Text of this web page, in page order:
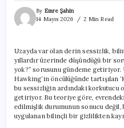
By Emre Şahin
14 Mayıs 2026
2 Min Read
Uzayda var olan derin sessizlik,
yıllardır üzerinde düşündüğü bir
yok?” sorusunu gündeme
Hawking’in öncülüğünde tartışılan
bu sessizliğin ardındaki korkutucu
getiriyor. Bu teoriye göre,
edilmişlik durumunun sonucu değil,
uygulanan bilinçli bir gizlilikten